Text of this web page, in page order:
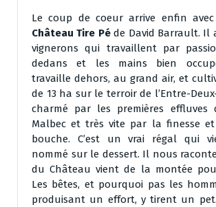
Le coup de coeur arrive enfin
Château Tire Péde David Barrault. Il
vignerons qui travaillent par
dedans et les mains bien
travaille dehors, au grand air, et
de 13 ha sur le terroir de l’Entre-
charmé par les premières effluves
Malbec et très vite par la finesse
bouche. C’est un vrai régal qui
nommé sur le dessert. Il nous
du Château vient de la montée
Les bêtes, et pourquoi pas les
produisant un effort, y tirent un pet.